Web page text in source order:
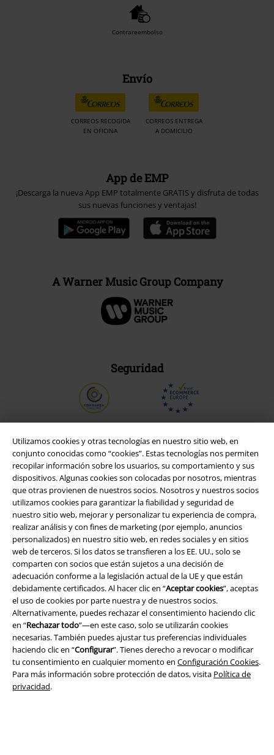
Utilizamos cookies y otras tecnologías en nuestro sitio web, en
conjunto conocidas como “cookies”. Estas tecnologías nos permiten
recopilar información sobre los usuarios, su comportamiento y sus
dispositivos. Algunas cookies son colocadas por nosotros, mientras
que otras provienen de nuestros socios. Nosotros y nuestros socios
utilizamos cookies para garantizar la fiabilidad y seguridad de
nuestro sitio web, mejorar y personalizar tu experiencia de compra,
realizar análisis y con fines de marketing (por ejemplo, anuncios
personalizados) en nuestro sitio web, en redes sociales y en sitios
web de terceros. Si los datos se transfieren a los EE. UU., solo se
comparten con socios que están sujetos a una decisión de
adecuación conforme a la legislación actual de la UE y que están
debidamente certificados. Al hacer clic en “Aceptar cookies”, aceptas
el uso de cookies por parte nuestra y de nuestros socios.
Alternativamente, puedes rechazar el consentimiento haciendo clic
en “Rechazar todo”—en este caso, solo se utilizarán cookies
necesarias. También puedes ajustar tus preferencias individuales
haciendo clic en “Configurar”. Tienes derecho a revocar o modificar
tu consentimiento en cualquier momento en Configuración Cookies.
Para más información sobre protección de datos, visita Política de
privacidad.
Contrareembolso
Envío
CORREOS RECOGIDA
EN OFICINA
CORREOS ENTREGA
A DOMICILIO
App de EMP
¡Descarga la nueva App EMP totalmente GRATIS y disfruta de todas
sus nuevas funciones y ventajas!
A Warner Music Group Company
Seguridad
Legal
Términos y Condiciones
Aviso Legal
Ley protección de datos
Eliminación de residuos y protección del medioambiente
Declaración de Conformidad